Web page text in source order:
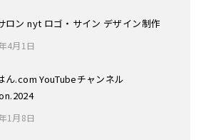
ロン nyt ロゴ・サイン デザイン制作
4月1日
ん.com YouTubeチャンネル
1月8日